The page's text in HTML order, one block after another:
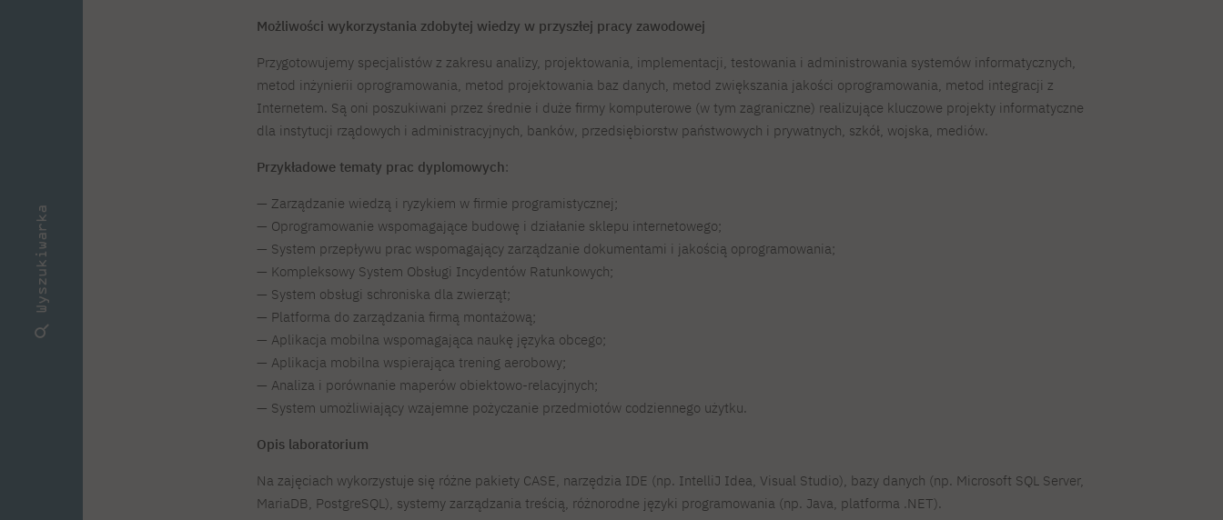
Wyszukiwarka
Możliwości wykorzystania zdobytej wiedzy w przyszłej pracy zawodowej
Przygotowujemy specjalistów z zakresu analizy, projektowania, implementacji, testowania i administrowania systemów informatycznych,
metod inżynierii oprogramowania, metod projektowania baz danych, metod zwiększania jakości oprogramowania, metod integracji z
Internetem. Są oni poszukiwani przez średnie i duże firmy komputerowe (w tym zagraniczne) realizujące kluczowe projekty informatyczne
dla instytucji rządowych i administracyjnych, banków, przedsiębiorstw państwowych i prywatnych, szkół, wojska, mediów.
Przykładowe tematy prac dyplomowych:
— Zarządzanie wiedzą i ryzykiem w firmie programistycznej;
— Oprogramowanie wspomagające budowę i działanie sklepu internetowego;
— System przepływu prac wspomagający zarządzanie dokumentami i jakością oprogramowania;
— Kompleksowy System Obsługi Incydentów Ratunkowych;
— System obsługi schroniska dla zwierząt;
— Platforma do zarządzania firmą montażową;
— Aplikacja mobilna wspomagająca naukę języka obcego;
— Aplikacja mobilna wspierająca trening aerobowy;
— Analiza i porównanie maperów obiektowo-relacyjnych;
— System umożliwiający wzajemne pożyczanie przedmiotów codziennego użytku.
Opis laboratorium
Na zajęciach wykorzystuje się różne pakiety CASE, narzędzia IDE (np. IntelliJ Idea, Visual Studio), bazy danych (np. Microsoft SQL Server,
MariaDB, PostgreSQL), systemy zarządzania treścią, różnorodne języki programowania (np. Java, platforma .NET).